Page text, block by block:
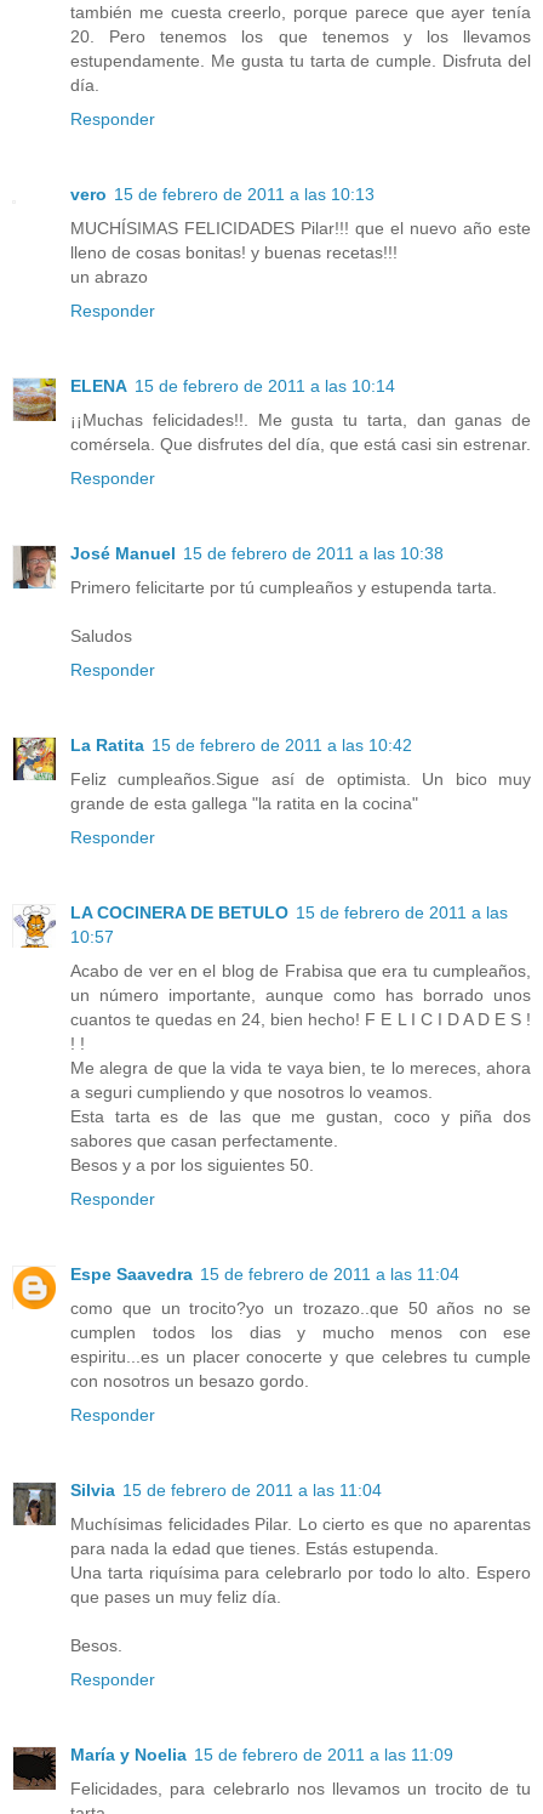
también me cuesta creerlo, porque parece que ayer tenía
20. Pero tenemos los que tenemos y los llevamos
estupendamente. Me gusta tu tarta de cumple. Disfruta del
día.
Responder
vero 15 de febrero de 2011 a las 10:13
MUCHÍSIMAS FELICIDADES Pilar!!! que el nuevo año este
lleno de cosas bonitas! y buenas recetas!!!
un abrazo
Responder
ELENA 15 de febrero de 2011 a las 10:14
¡¡Muchas felicidades!!. Me gusta tu tarta, dan ganas de
comérsela. Que disfrutes del día, que está casi sin estrenar.
Responder
José Manuel 15 de febrero de 2011 a las 10:38
Primero felicitarte por tú cumpleaños y estupenda tarta.
Saludos
Responder
La Ratita 15 de febrero de 2011 a las 10:42
Feliz cumpleaños.Sigue así de optimista. Un bico muy
grande de esta gallega "la ratita en la cocina"
Responder
LA COCINERA DE BETULO 15 de febrero de 2011 a las
10:57
Acabo de ver en el blog de Frabisa que era tu cumpleaños,
un número importante, aunque como has borrado unos
cuantos te quedas en 24, bien hecho! F E L I C I D A D E S !
! !
Me alegra de que la vida te vaya bien, te lo mereces, ahora
a seguri cumpliendo y que nosotros lo veamos.
Esta tarta es de las que me gustan, coco y piña dos
sabores que casan perfectamente.
Besos y a por los siguientes 50.
Responder
Espe Saavedra 15 de febrero de 2011 a las 11:04
como que un trocito?yo un trozazo..que 50 años no se
cumplen todos los dias y mucho menos con ese
espiritu...es un placer conocerte y que celebres tu cumple
con nosotros un besazo gordo.
Responder
Silvia 15 de febrero de 2011 a las 11:04
Muchísimas felicidades Pilar. Lo cierto es que no aparentas
para nada la edad que tienes. Estás estupenda.
Una tarta riquísima para celebrarlo por todo lo alto. Espero
que pases un muy feliz día.
Besos.
Responder
María y Noelia 15 de febrero de 2011 a las 11:09
Felicidades, para celebrarlo nos llevamos un trocito de tu